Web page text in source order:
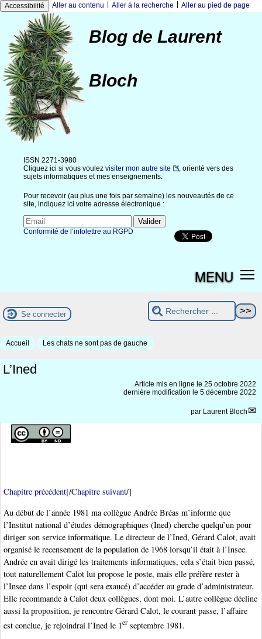
Accessibilité Aller au contenu Aller à la recherche Aller au pied de page
Blog de Laurent
Bloch
ISSN 2271-3980
Cliquez ici si vous voulez visiter mon autre site
, orienté vers des
sujets informatiques et mes enseignements.
Pour recevoir (au plus une fois par semaine) les nouveautés de ce
site, indiquez ici votre adresse électronique :
Conformité de l’infolettre au RGPD
MENU
Se connecter
Accueil Les chats ne sont pas de gauche
L’Ined
Article mis en ligne le 25 octobre 2022
dernière modification le 5 décembre 2022
par Laurent Bloch
Chapitre précédent[/Chapitre suivant/]
Au début de l’année 1981 ma collègue Andrée Bréas m’informe que
l’Institut national d’études démographiques (Ined) cherche quelqu’un pour
diriger son service informatique. Le directeur de l’Ined, Gérard Calot, avait
organisé le recensement de la population de 1968 lorsqu’il était à l’Insee.
Andrée en avait dirigé les traitements informatiques, cela s’était bien passé,
tout naturellement Calot lui propose le poste, mais elle préfère rester à
l’Insee dans l’espoir (qui sera exaucé) d’accéder au grade d’administrateur.
Elle recommande à Calot deux collègues, dont moi. L’autre collègue décline
aussi la proposition, je rencontre Gérard Calot, le courant passe, l’affaire
est conclue, je rejoindrai l’Ined le 1er septembre 1981.